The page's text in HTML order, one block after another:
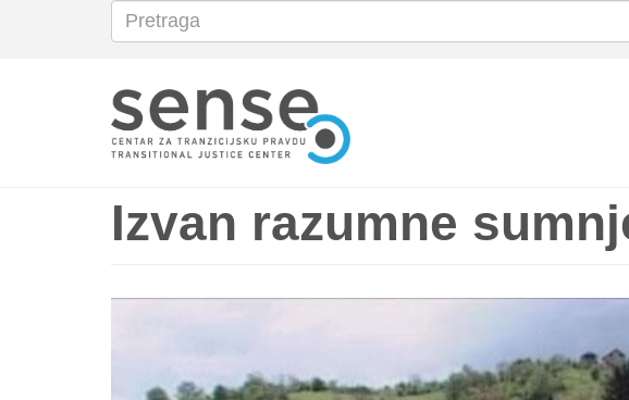
Search
Pretraga
Izvan razumne